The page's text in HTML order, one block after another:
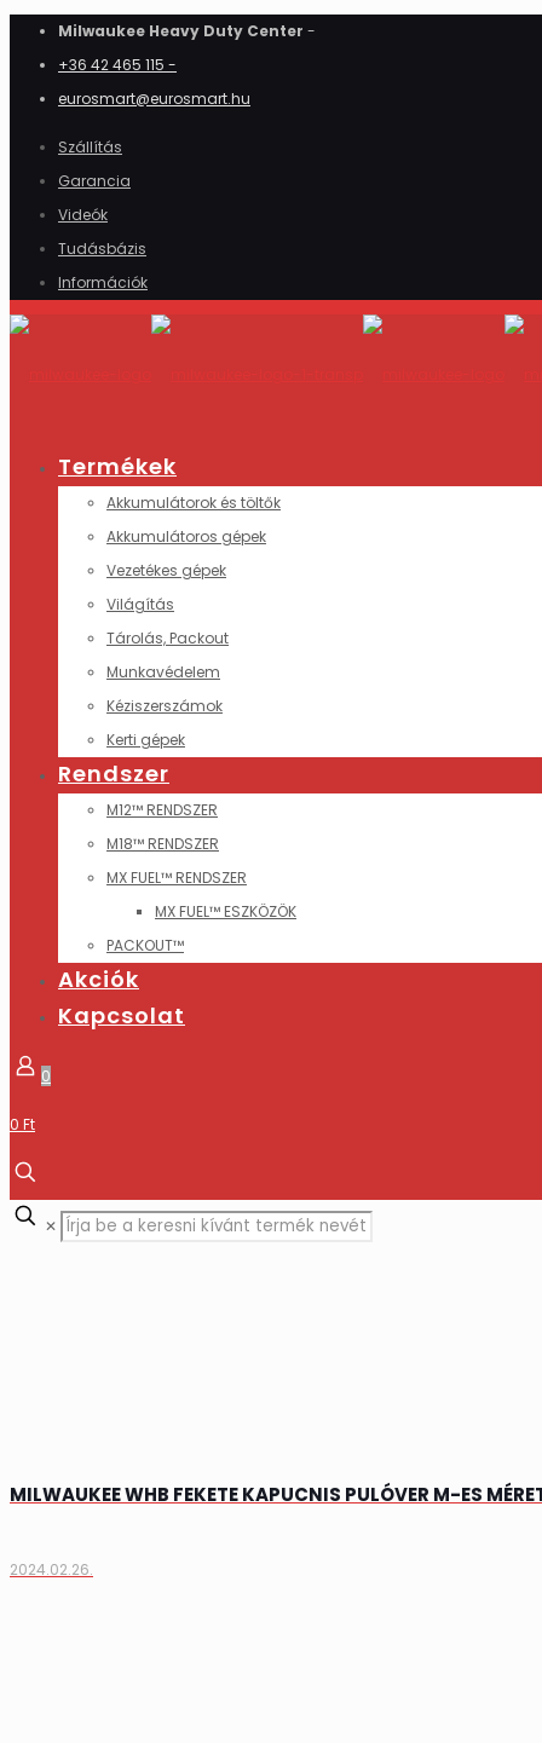
Milwaukee Heavy Duty Center -
+36 42 465 115 -
eurosmart@eurosmart.hu
Szállítás
Garancia
Videók
Tudásbázis
Információk
Termékek
Akkumulátorok és töltők
Akkumulátoros gépek
Vezetékes gépek
Világítás
Tárolás, Packout
Munkavédelem
Kéziszerszámok
Kerti gépek
Rendszer
M12™ RENDSZER
M18™ RENDSZER
MX FUEL™ RENDSZER
MX FUEL™ ESZKÖZÖK
PACKOUT™
Akciók
Kapcsolat
0
0 Ft
✕
MILWAUKEE WHB FEKETE KAPUCNIS PULÓVER M-ES
2024.02.26.